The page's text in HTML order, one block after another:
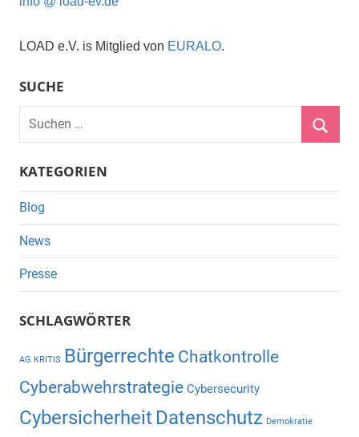
LOAD e.V. is Mitglied von EURALO.
SUCHE
Suchen
KATEGORIEN
Blog
News
Presse
SCHLAGWÖRTER
AG KRITIS Bürgerrechte Chatkontrolle
Cyberabwehrstrategie Cybersecurity
Cybersicherheit Datenschutz Demokratie